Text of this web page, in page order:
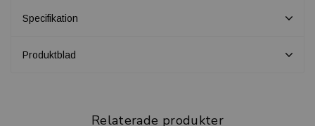
Specifikation
Produktblad
Relaterade produkter